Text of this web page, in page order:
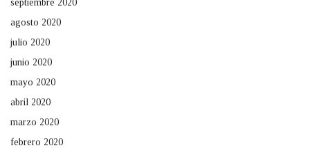
septiembre 2020
agosto 2020
julio 2020
junio 2020
mayo 2020
abril 2020
marzo 2020
febrero 2020